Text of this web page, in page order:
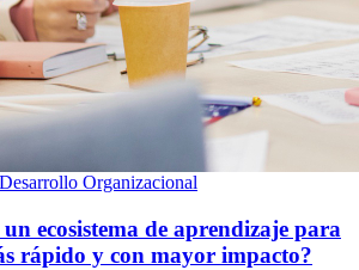
Organizacional
ecosistema de aprendizaje para
rápido y con mayor impacto?